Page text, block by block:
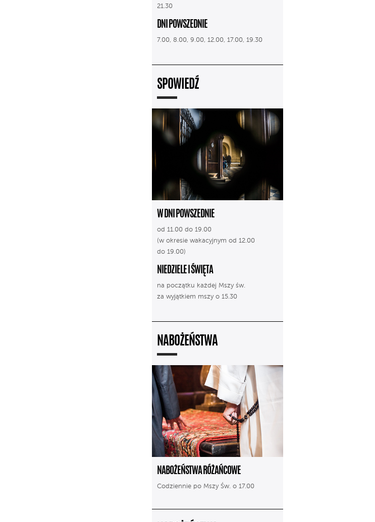
21.30
DNI POWSZEDNIE
7.00, 8.00, 9.00, 12.00, 17.00, 19.30
SPOWIEDŹ
W DNI POWSZEDNIE
od 11.00 do 19.00
(w okresie wakacyjnym od 12.00
do 19.00)
NIEDZIELE I ŚWIĘTA
na początku każdej Mszy św.
za wyjątkiem mszy o 15.30
NABOŻEŃSTWA
NABOŻEŃSTWA RÓŻAŃCOWE
Codziennie po Mszy Św. o 17.00